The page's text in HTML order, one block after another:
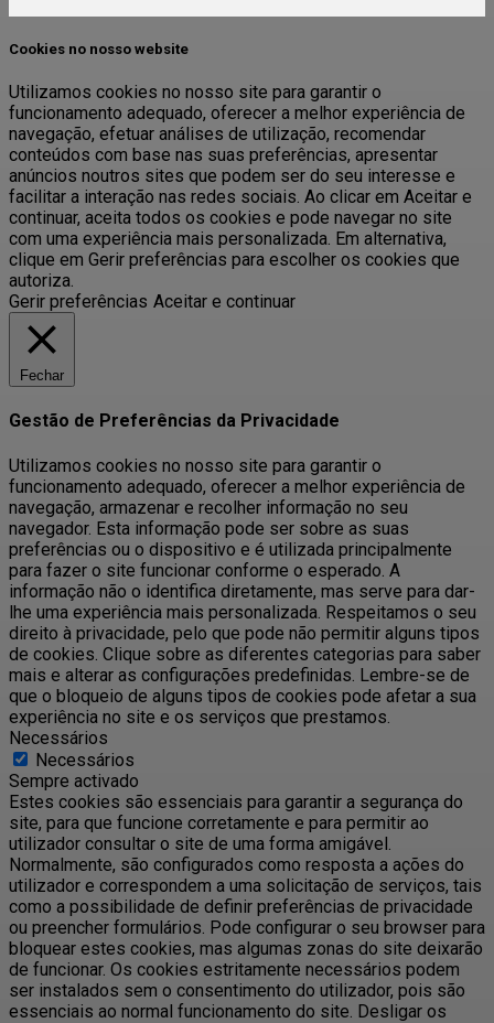
Cookies no nosso website
Utilizamos cookies no nosso site para garantir o
funcionamento adequado, oferecer a melhor experiência de
navegação, efetuar análises de utilização, recomendar
conteúdos com base nas suas preferências, apresentar
anúncios noutros sites que podem ser do seu interesse e
facilitar a interação nas redes sociais. Ao clicar em Aceitar e
continuar, aceita todos os cookies e pode navegar no site
com uma experiência mais personalizada. Em alternativa,
clique em Gerir preferências para escolher os cookies que
autoriza.
Gerir preferências Aceitar e continuar
Fechar
Gestão de Preferências da Privacidade
Utilizamos cookies no nosso site para garantir o
funcionamento adequado, oferecer a melhor experiência de
navegação, armazenar e recolher informação no seu
navegador. Esta informação pode ser sobre as suas
preferências ou o dispositivo e é utilizada principalmente
para fazer o site funcionar conforme o esperado. A
informação não o identifica diretamente, mas serve para dar-
lhe uma experiência mais personalizada. Respeitamos o seu
direito à privacidade, pelo que pode não permitir alguns tipos
de cookies. Clique sobre as diferentes categorias para saber
mais e alterar as configurações predefinidas. Lembre-se de
que o bloqueio de alguns tipos de cookies pode afetar a sua
experiência no site e os serviços que prestamos.
Necessários
Necessários
Sempre activado
Estes cookies são essenciais para garantir a segurança do
site, para que funcione corretamente e para permitir ao
utilizador consultar o site de uma forma amigável.
Normalmente, são configurados como resposta a ações do
utilizador e correspondem a uma solicitação de serviços, tais
como a possibilidade de definir preferências de privacidade
ou preencher formulários. Pode configurar o seu browser para
bloquear estes cookies, mas algumas zonas do site deixarão
de funcionar. Os cookies estritamente necessários podem
ser instalados sem o consentimento do utilizador, pois são
essenciais ao normal funcionamento do site. Desligar os